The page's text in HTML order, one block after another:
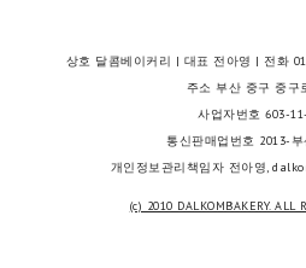
상호 달콤베이커리 | 대표 전아영 | 전화
주소 부산 중구 중구
사업자번호 603-
통신판매업번호 2013-
개인정보관리책임자 전아영,
(c) 2010 DALKOMBAKERY. ALL